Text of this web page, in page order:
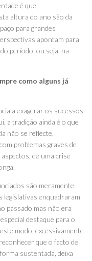
é que,
altura do ano são da
para grandes
apontam para
período, ou seja, na
como alguns já
a exagerar os sucessos
a tradição ainda é o que
não se reflecte,
problemas graves de
de uma crise
são meramente
legislativas enquadraram
passado mas não era
destaque para o
modo, excessivamente
que o facto de
sustentada, deixa